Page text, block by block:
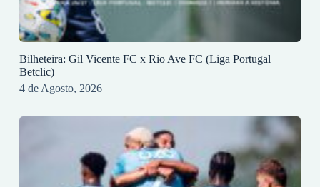
Bilheteira: Gil Vicente FC x Rio Ave FC (Liga Portugal
Betclic)
4 de Agosto, 2026